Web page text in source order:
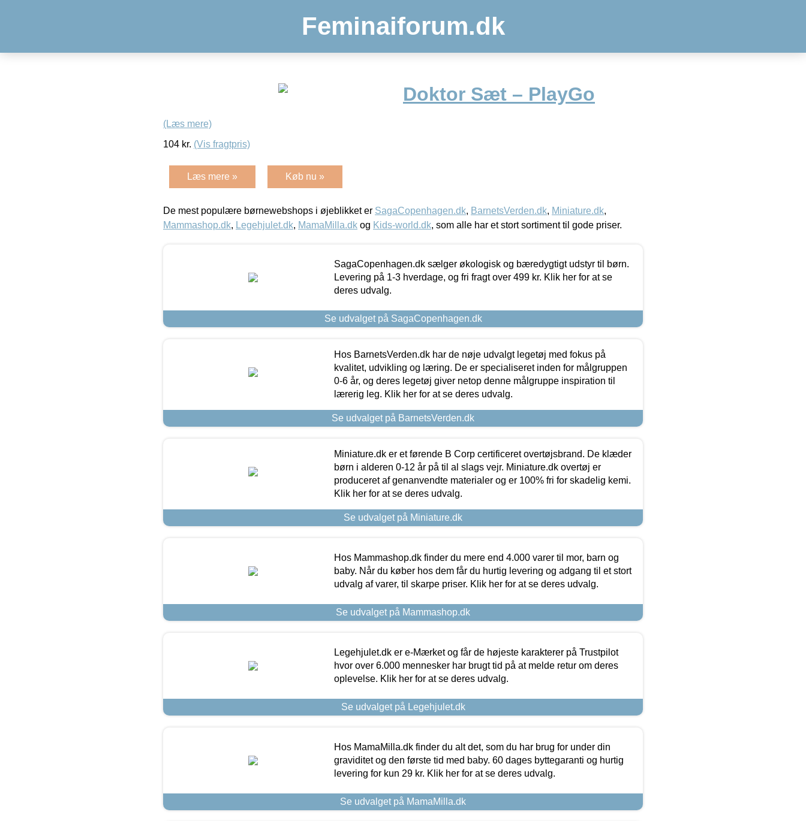
Feminaiforum.dk
Doktor Sæt – PlayGo
(Læs mere)
104 kr. (Vis fragtpris)
Læs mere » Køb nu »
De mest populære børnewebshops i øjeblikket er SagaCopenhagen.dk, BarnetsVerden.dk, Miniature.dk,
Mammashop.dk, Legehjulet.dk, MamaMilla.dk og Kids-world.dk, som alle har et stort sortiment til gode priser.
SagaCopenhagen.dk sælger økologisk og bæredygtigt udstyr til børn.
Levering på 1-3 hverdage, og fri fragt over 499 kr. Klik her for at se
deres udvalg.
Se udvalget på SagaCopenhagen.dk
Hos BarnetsVerden.dk har de nøje udvalgt legetøj med fokus på
kvalitet, udvikling og læring. De er specialiseret inden for målgruppen
0-6 år, og deres legetøj giver netop denne målgruppe inspiration til
lærerig leg. Klik her for at se deres udvalg.
Se udvalget på BarnetsVerden.dk
Miniature.dk er et førende B Corp certificeret overtøjsbrand. De klæder
børn i alderen 0-12 år på til al slags vejr. Miniature.dk overtøj er
produceret af genanvendte materialer og er 100% fri for skadelig kemi.
Klik her for at se deres udvalg.
Se udvalget på Miniature.dk
Hos Mammashop.dk finder du mere end 4.000 varer til mor, barn og
baby. Når du køber hos dem får du hurtig levering og adgang til et stort
udvalg af varer, til skarpe priser. Klik her for at se deres udvalg.
Se udvalget på Mammashop.dk
Legehjulet.dk er e-Mærket og får de højeste karakterer på Trustpilot
hvor over 6.000 mennesker har brugt tid på at melde retur om deres
oplevelse. Klik her for at se deres udvalg.
Se udvalget på Legehjulet.dk
Hos MamaMilla.dk finder du alt det, som du har brug for under din
graviditet og den første tid med baby. 60 dages byttegaranti og hurtig
levering for kun 29 kr. Klik her for at se deres udvalg.
Se udvalget på MamaMilla.dk